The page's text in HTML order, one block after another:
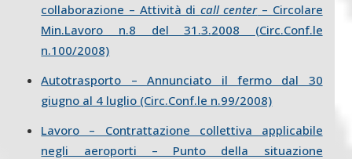
collaborazione – Attività di call center– Circolare
Min.Lavoro n.8 del 31.3.2008 (Circ.Conf.le
n.100/2008)
Autotrasporto – Annunciato il fermo dal 30
giugno al 4 luglio (Circ.Conf.le n.99/2008)
Lavoro – Contrattazione collettiva applicabile
negli aeroporti – Punto della situazione